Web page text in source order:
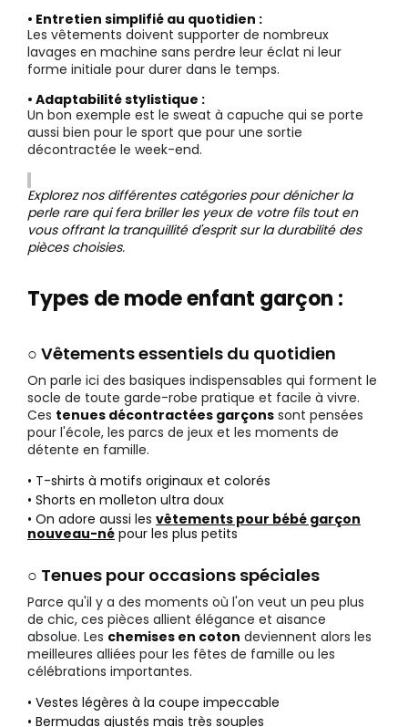
• Entretien simplifié au quotidien :
Les vêtements doivent supporter de nombreux
lavages en machine sans perdre leur éclat ni leur
forme initiale pour durer dans le temps.
• Adaptabilité stylistique :
Un bon exemple est le sweat à capuche qui se porte
aussi bien pour le sport que pour une sortie
décontractée le week-end.
Explorez nos différentes catégories pour dénicher la
perle rare qui fera briller les yeux de votre fils tout en
vous offrant la tranquillité d'esprit sur la durabilité des
pièces choisies.
Types de mode enfant garçon :
○ Vêtements essentiels du quotidien
On parle ici des basiques indispensables qui forment le
socle de toute garde-robe pratique et facile à vivre.
Ces tenues décontractées garçons sont pensées
pour l'école, les parcs de jeux et les moments de
détente en famille.
• T-shirts à motifs originaux et colorés
• Shorts en molleton ultra doux
• On adore aussi les vêtements pour bébé garçon
nouveau-né pour les plus petits
○ Tenues pour occasions spéciales
Parce qu'il y a des moments où l'on veut un peu plus
de chic, ces pièces allient élégance et aisance
absolue. Les chemises en coton deviennent alors les
meilleures alliées pour les fêtes de famille ou les
célébrations importantes.
• Vestes légères à la coupe impeccable
• Bermudas ajustés mais très souples